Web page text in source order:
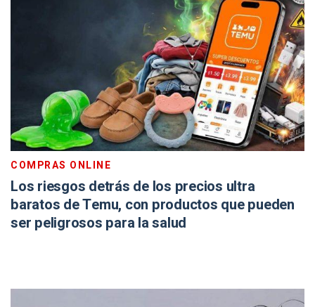
COMPRAS ONLINE
Los riesgos detrás de los precios ultra
baratos de Temu, con productos que pueden
ser peligrosos para la salud